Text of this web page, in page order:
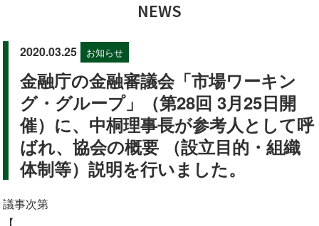
NEWS
2020.03.25 お知らせ
金融庁の金融審議会「市場ワーキン
グ・グループ」（第28回 3月25日開
催）に、中桐理事長が参考人として呼
ばれ、協会の概要 （設立目的・組織
体制等）説明を行いました。
議事次第